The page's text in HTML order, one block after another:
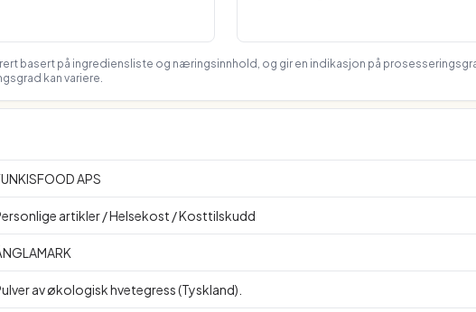
basert på ingrediensliste og næringsinnhold, og gir en indikasjon på
kan variere.
APS
artikler / Helsekost / Kosttilskudd
av økologisk hvetegress (Tyskland).